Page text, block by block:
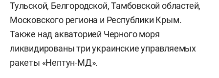
Тульской, Белгородской, Тамбовской областей,
Московского региона и Республики Крым.
Также над акваторией Черного моря
ликвидированы три украинские управляемых
ракеты «Нептун-МД».